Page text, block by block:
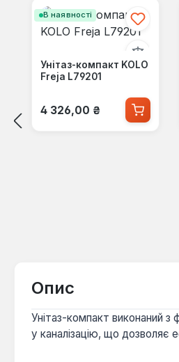
В наявності
Унітаз-компакт KOLO
Freja L79201
Звичайна ціна:
4 326,00 ₴
Опис
Унітаз-компакт виконаний
у каналізацію, що дозволяє